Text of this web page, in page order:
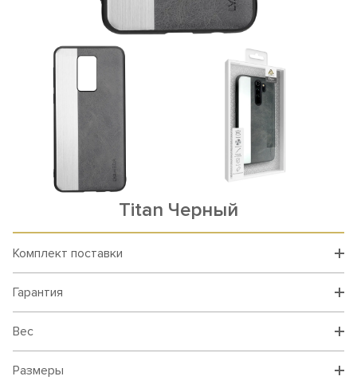
Titan Черный
Комплект поставки
Гарантия
Вес
Размеры